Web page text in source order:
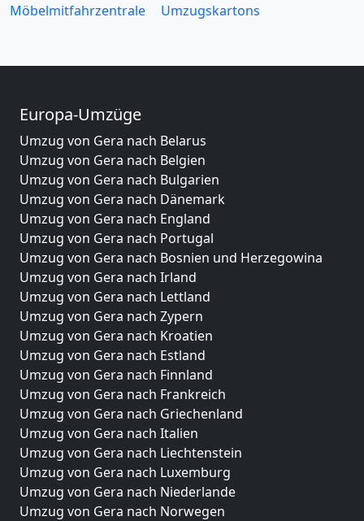
Möbelmitfahrzentrale
Umzugskartons
Europa-Umzüge
Umzug von Gera nach Belarus
Umzug von Gera nach Belgien
Umzug von Gera nach Bulgarien
Umzug von Gera nach Dänemark
Umzug von Gera nach England
Umzug von Gera nach Portugal
Umzug von Gera nach Bosnien und Herzegowina
Umzug von Gera nach Irland
Umzug von Gera nach Lettland
Umzug von Gera nach Zypern
Umzug von Gera nach Kroatien
Umzug von Gera nach Estland
Umzug von Gera nach Finnland
Umzug von Gera nach Frankreich
Umzug von Gera nach Griechenland
Umzug von Gera nach Italien
Umzug von Gera nach Liechtenstein
Umzug von Gera nach Luxemburg
Umzug von Gera nach Niederlande
Umzug von Gera nach Norwegen